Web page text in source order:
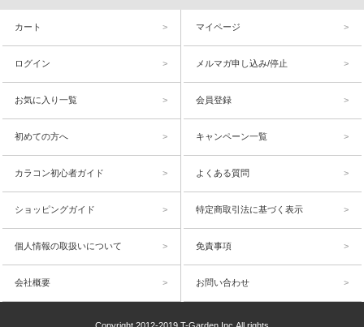
カート マイページ
ログイン メルマガ申し込み/停止
お気に入り一覧 会員登録
初めての方へ キャンペーン一覧
カラコン初心者ガイド よくある質問
ショッピングガイド 特定商取引法に基づく表示
個人情報の取扱いについて 免責事項
会社概要 お問い合わせ